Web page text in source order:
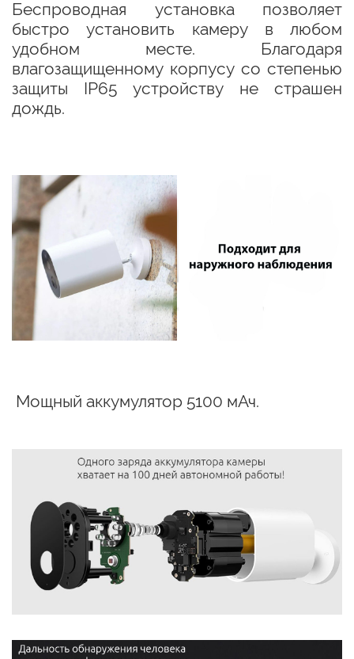
Беспроводная установка позволяет
быстро установить камеру в любом
удобном месте. Благодаря
влагозащищенному корпусу со степенью
защиты IP65 устройству не страшен
дождь.
Мощный аккумулятор 5100 мАч.